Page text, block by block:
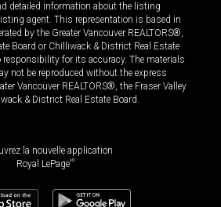
detailed information about the listing
agent. This representation is based in
by the Greater Vancouver REALTORS®,
Board or Chilliwack & District Real Estate
for its accuracy. The materials
not be reproduced without the express
Vancouver REALTORS®, the Fraser Valley
& District Real Estate Board.
la nouvelle application
Royal LePageMD